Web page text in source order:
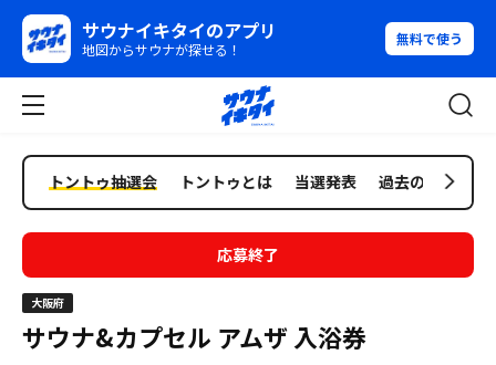
サウナイキタイのアプリ
地図からサウナが探せる！
無料で使う
トントゥ抽選会 トントゥとは 当選発表 過去の抽選会
応募終了
大阪府
サウナ&カプセル アムザ 入浴券